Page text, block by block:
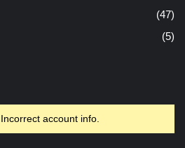
(47)
(5)
account info.